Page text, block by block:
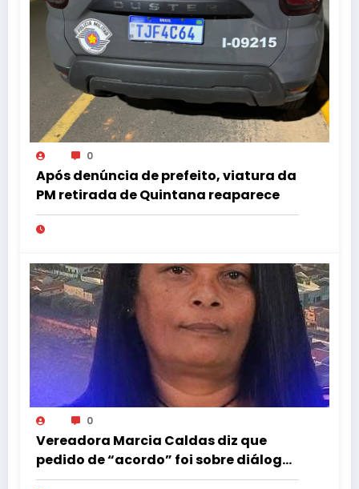
0
Após denúncia de prefeito, viatura da
PM retirada de Quintana reaparece
0
Vereadora Marcia Caldas diz que
pedido de “acordo” foi sobre diálogo
institucional